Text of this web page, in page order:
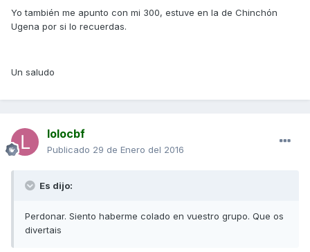
Yo también me apunto con mi 300, estuve en la de Chinchón
Ugena por si lo recuerdas.
Un saludo
lolocbf
Publicado 29 de Enero del 2016
Es dijo:
Perdonar. Siento haberme colado en vuestro grupo. Que os
divertais